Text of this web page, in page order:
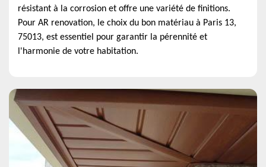
résistant à la corrosion et offre une variété de finitions.
Pour AR renovation, le choix du bon matériau à Paris 13,
75013, est essentiel pour garantir la pérennité et
l'harmonie de votre habitation.